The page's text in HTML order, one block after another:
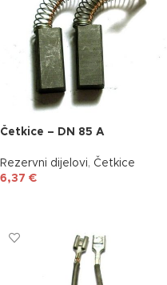
Četkice – DN 85 A
Rezervni dijelovi, Četkice
6,37 €